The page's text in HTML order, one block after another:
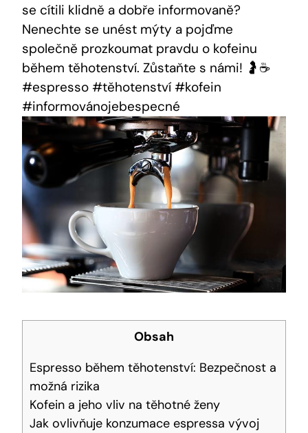
se cítili klidně a dobře informovaně?
Nenechte se unést mýty a pojďme
společně prozkoumat pravdu o kofeinu
během těhotenství. Zůstaňte s námi! 🤰☕️
#espresso #těhotenství #kofein
#informovánojebespecné
Obsah
Espresso během těhotenství: Bezpečnost a
možná rizika
Kofein a jeho vliv na těhotné ženy
Jak ovlivňuje konzumace espressa vývoj